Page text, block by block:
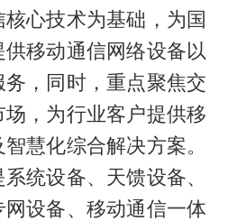
心技术为基础，为国
移动通信网络设备以
，同时，重点聚焦交
，为行业客户提供移
慧化综合解决方案。
统设备、天馈设备、
设备、移动通信一体